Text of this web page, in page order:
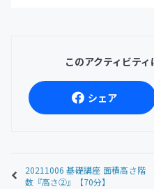
このアクティビテ
シェア
20211006 基礎講座 面積高さ階
数『高さ②』【70分】